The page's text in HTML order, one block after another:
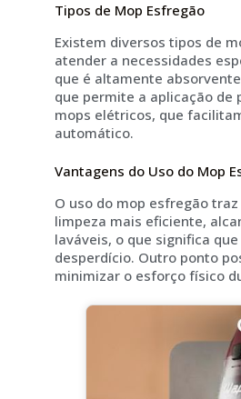
Tipos de Mop Esfregão
Existem diversos tipos de
atender a necessidades
que é altamente
que permite a aplicação de
mops elétricos, que
automático.
Vantagens do Uso do Mop
O uso do mop esfregão
limpeza mais eficiente,
laváveis, o que significa
desperdício. Outro ponto
minimizar o esforço físico